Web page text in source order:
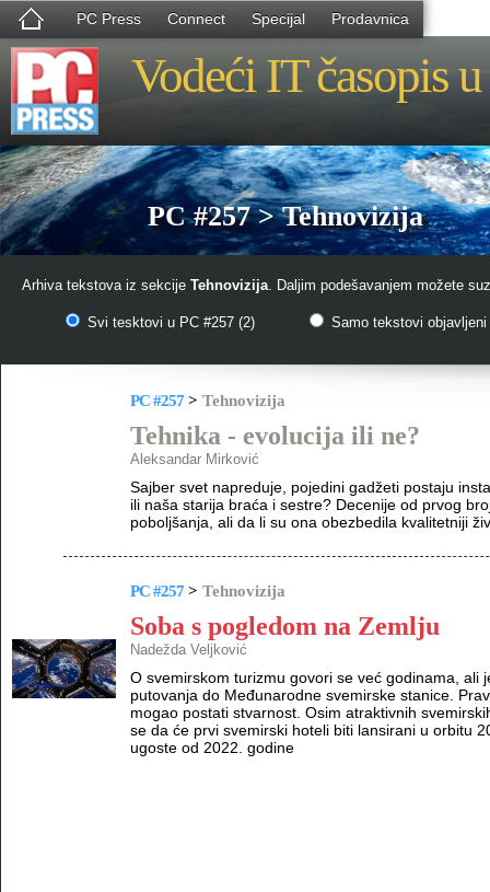
PC Press Connect Specijal Prodavnica
Vodeći IT časopis
PC #257 > Tehnovizija
Arhiva tekstova iz sekcije Tehnovizija. Daljim podešavanjem možete
Svi tesktovi u PC #257 (2) Samo tekstovi objavljeni
PC #257 > Tehnovizija
Tehnika - evolucija ili ne?
Aleksandar Mirković
Sajber svet napreduje, pojedini gadžeti postaju
ili naša starija braća i sestre? Decenije od prvog
poboljšanja, ali da li su ona obezbedila kvalitetniji
PC #257 > Tehnovizija
Soba s pogledom na Zemlju
Nadežda Veljković
O svemirskom turizmu govori se već godinama, ali
putovanja do Međunarodne svemirske stanice.
mogao postati stvarnost. Osim atraktivnih
se da će prvi svemirski hoteli biti lansirani u orbitu
ugoste od 2022. godine